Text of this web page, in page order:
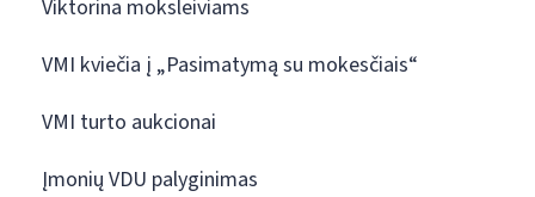
Viktorina moksleiviams
VMI kviečia į „Pasimatymą su mokesčiais“
VMI turto aukcionai
Įmonių VDU palyginimas